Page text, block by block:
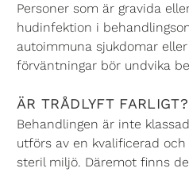
Personer som är gravida
hudinfektion i
autoimmuna sjukdomar
förväntningar bör undvika
ÄR TRÅDLYFT FARLIGT?
Behandlingen är inte
utförs av en kvalificerad
steril miljö. Däremot finns